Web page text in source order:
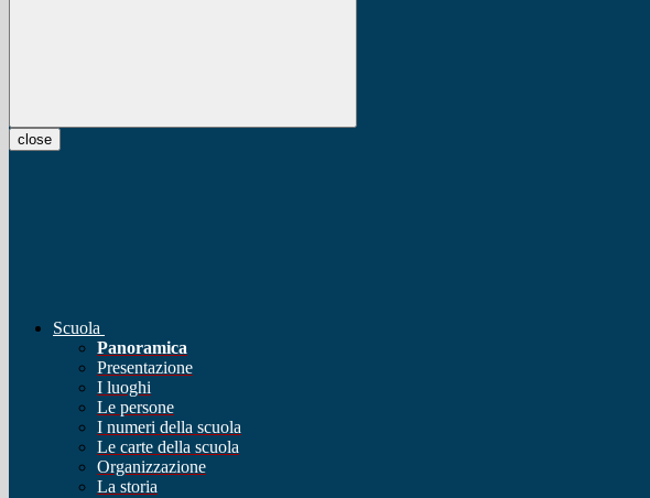
close
Scuola
Panoramica
Presentazione
I luoghi
Le persone
I numeri della scuola
Le carte della scuola
Organizzazione
La storia